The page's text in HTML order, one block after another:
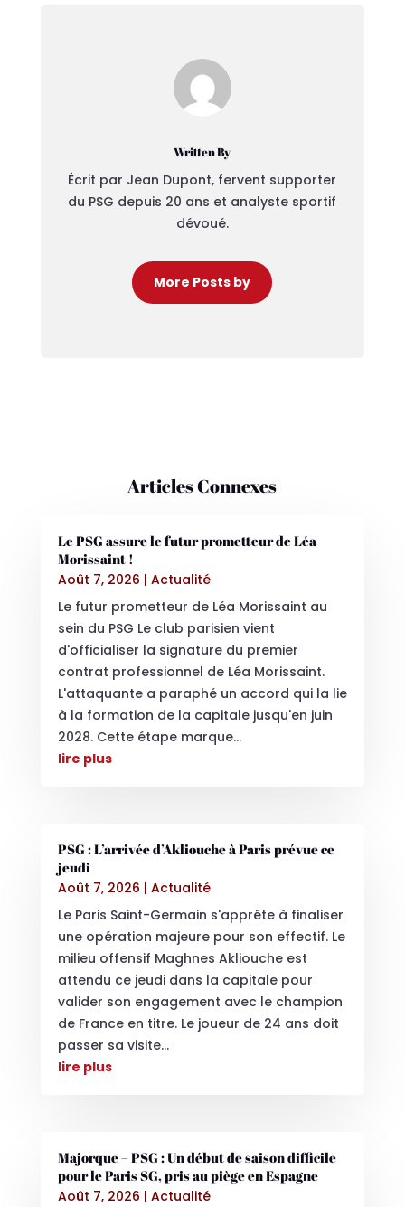
Written By
Écrit par Jean Dupont, fervent supporter
du PSG depuis 20 ans et analyste sportif
dévoué.
More Posts by
Articles Connexes
Le PSG assure le futur prometteur de Léa
Morissaint !
Août 7, 2026 | Actualité
Le futur prometteur de Léa Morissaint au
sein du PSG Le club parisien vient
d'officialiser la signature du premier
contrat professionnel de Léa Morissaint.
L'attaquante a paraphé un accord qui la lie
à la formation de la capitale jusqu'en juin
2028. Cette étape marque...
lire plus
PSG : L’arrivée d’Akliouche à Paris prévue ce
jeudi
Août 7, 2026 | Actualité
Le Paris Saint-Germain s'apprête à finaliser
une opération majeure pour son effectif. Le
milieu offensif Maghnes Akliouche est
attendu ce jeudi dans la capitale pour
valider son engagement avec le champion
de France en titre. Le joueur de 24 ans doit
passer sa visite...
lire plus
Majorque – PSG : Un début de saison difficile
pour le Paris SG, pris au piège en Espagne
Août 7, 2026 | Actualité